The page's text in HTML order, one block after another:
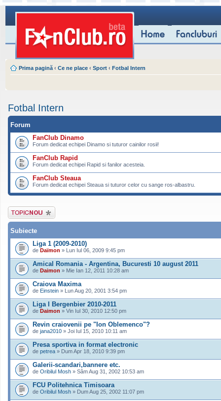
Prima pagină ‹ Ce ne place ‹ Sport ‹ Fotbal Intern
Fotbal Intern
Forum
FanClub Dinamo
Forum dedicat echipei Dinamo si tuturor cainilor rosii!
FanClub Rapid
Forum dedicat echipei Rapid si fanilor acesteia.
FanClub Steaua
Forum dedicat echipei Steaua si tuturor celor cu sange ros-albastru.
Scrie un subiect
nou
Subiecte
Liga 1 (2009-2010)
de Daïmon » Lun Iul 06, 2009 9:45 pm
Amical Romania - Argentina, Bucuresti 10 august 2011
de Daimon » Mie Ian 12, 2011 10:28 am
Craiova Maxima
de Einstein » Lun Aug 20, 2001 3:54 pm
Liga I Bergenbier 2010-2011
de Daimon » Vin Iul 30, 2010 12:50 pm
Revin craiovenii pe "Ion Oblemenco"?
de jana2010 » Joi Iul 15, 2010 10:11 am
Presa sportiva in format electronic
de petrea » Dum Apr 18, 2010 9:39 pm
Galerii-scandari,bannere etc.
de Oribilul Mosh » Sâm Aug 31, 2002 10:53 am
FCU Politehnica Timisoara
de Oribilul Mosh » Dum Aug 25, 2002 11:07 pm